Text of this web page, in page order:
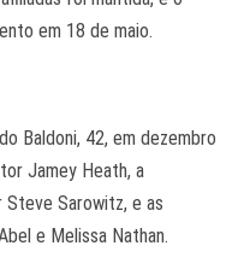
em 18 de maio.
Baldoni, 42, em dezembro
Jamey Heath, a
Sarowitz, e as
e Melissa Nathan.